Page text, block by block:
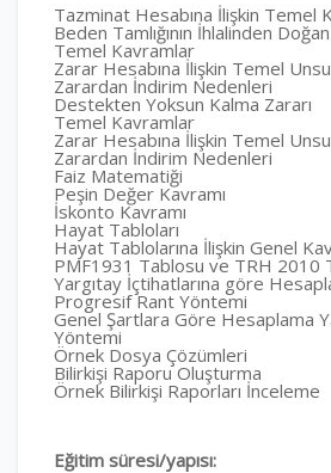
Tazminat Hesabına İlişkin Temel
Beden Tamlığının İhlalinden
Temel Kavramlar
Zarar Hesabına İlişkin Temel
Zarardan İndirim Nedenleri
Destekten Yoksun Kalma Zararı
Temel Kavramlar
Zarar Hesabına İlişkin Temel
Zarardan İndirim Nedenleri
Faiz Matematiği
Peşin Değer Kavramı
İskonto Kavramı
Hayat Tabloları
Hayat Tablolarına İlişkin Genel
PMF1931 Tablosu ve TRH 2010
Yargıtay İçtihatlarına göre
Progresif Rant Yöntemi
Genel Şartlara Göre Hesaplama
Yöntemi
Örnek Dosya Çözümleri
Bilirkişi Raporu Oluşturma
Örnek Bilirkişi Raporları İnceleme
Eğitim süresi/yapısı: